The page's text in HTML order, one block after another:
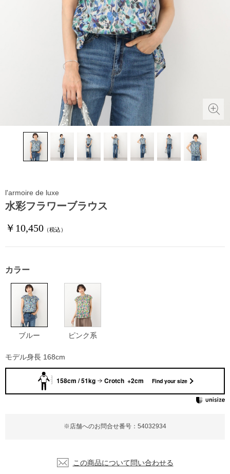
水彩フラワーブラウス
￥10,450 （税込）
※店舗へのお問合せ番号：54032934
l'armoire de luxe
カラー
ブルー ピンク系
この商品について問い合わせる
モデル身長 168cm
158cm / 51kg Crotch +2cm Find your size